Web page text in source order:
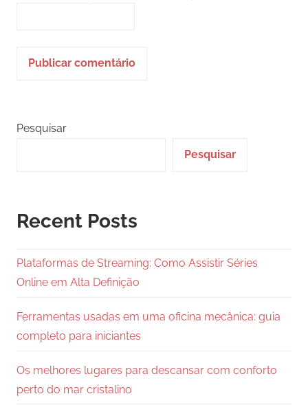
Pesquisar
Pesquisar
Recent Posts
Plataformas de Streaming: Como Assistir Séries
Online em Alta Definição
Ferramentas usadas em uma oficina mecânica: guia
completo para iniciantes
Os melhores lugares para descansar com conforto
perto do mar cristalino